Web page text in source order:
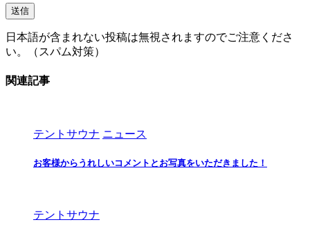
日本語が含まれない投稿は無視されますのでご注意くださ
い。（スパム対策）
関連記事
テントサウナ ニュース
お客様からうれしいコメントとお写真をいただきました！
テントサウナ